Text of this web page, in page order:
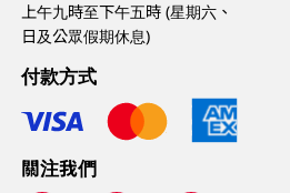
上午九時至下午五時 (星期六、
日及公眾假期休息)
付款方式
關注我們